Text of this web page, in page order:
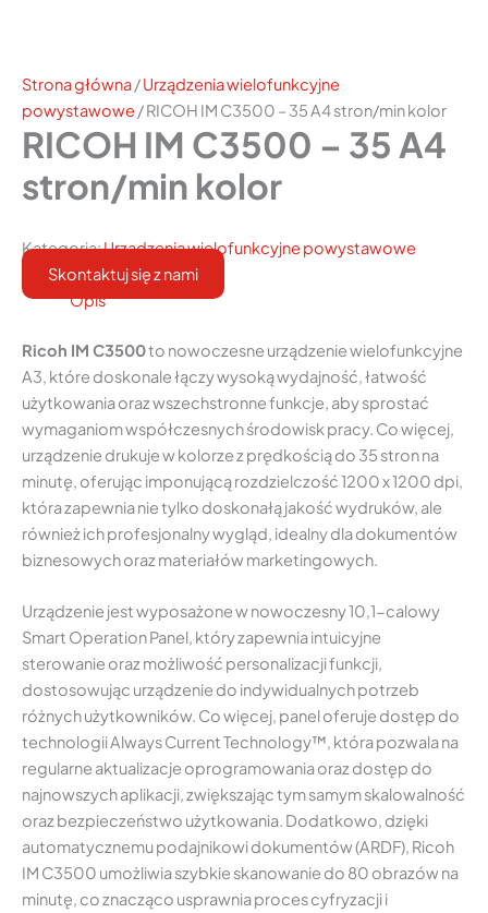
Strona główna/Urządzenia wielofunkcyjne
powystawowe / RICOH IM C3500 – 35 A4 stron/min kolor
RICOH IM C3500 – 35 A4
stron/min kolor
Kategoria:Urządzenia wielofunkcyjne powystawowe
Skontaktuj się z nami
Opis
Ricoh IM C3500to nowoczesne urządzenie wielofunkcyjne
A3, które doskonale łączy wysoką wydajność, łatwość
użytkowania oraz wszechstronne funkcje, aby sprostać
wymaganiom współczesnych środowisk pracy. Co więcej,
urządzenie drukuje w kolorze z prędkością do 35 stron na
minutę, oferując imponującą rozdzielczość 1200 x 1200 dpi,
która zapewnia nie tylko doskonałą jakość wydruków, ale
również ich profesjonalny wygląd, idealny dla dokumentów
biznesowych oraz materiałów marketingowych.
Urządzenie jest wyposażone w nowoczesny 10,1-calowy
Smart Operation Panel, który zapewnia intuicyjne
sterowanie oraz możliwość personalizacji funkcji,
dostosowując urządzenie do indywidualnych potrzeb
różnych użytkowników. Co więcej, panel oferuje dostęp do
technologii Always Current Technology™, która pozwala na
regularne aktualizacje oprogramowania oraz dostęp do
najnowszych aplikacji, zwiększając tym samym skalowalność
oraz bezpieczeństwo użytkowania. Dodatkowo, dzięki
automatycznemu podajnikowi dokumentów (ARDF), Ricoh
IM C3500 umożliwia szybkie skanowanie do 80 obrazów na
minutę, co znacząco usprawnia proces cyfryzacji i